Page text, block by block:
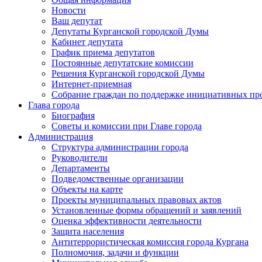
Новости
Ваш депутат
Депутаты Курганской городской Думы
Кабинет депутата
График приема депутатов
Постоянные депутатские комиссии
Решения Курганской городской Думы
Интернет-приемная
Собрание граждан по поддержке инициативных
Глава города
Биография
Советы и комиссии при Главе города
Администрация
Структура администрации города
Руководители
Департаменты
Подведомственные организации
Объекты на карте
Проекты муниципальных правовых актов
Установленные формы обращений и заявлений
Оценка эффективности деятельности
Защита населения
Антитеррористическая комиссия города Кургана
Полномочия, задачи и функции